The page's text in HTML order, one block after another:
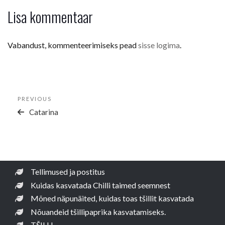
Lisa kommentaar
Vabandust, kommenteerimiseks peadsisse logima.
Previous
Post
PREVIOUS
Catarina
Tellimused ja postitus
Kuidas kasvatada Chilli taimed seemnest
Mõned näpunäited, kuidas toas tšillit kasvatada
Nõuandeid tšillipaprika kasvatamiseks.